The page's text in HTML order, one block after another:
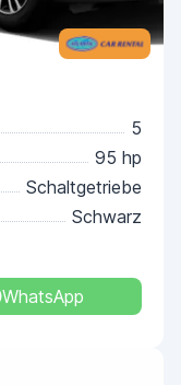
5
95 hp
Schaltgetriebe
Schwarz
WhatsApp